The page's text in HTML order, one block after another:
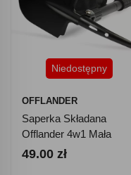
Niedostępny
OFFLANDER
Saperka Składana
Offlander 4w1 Mała
49.00 zł